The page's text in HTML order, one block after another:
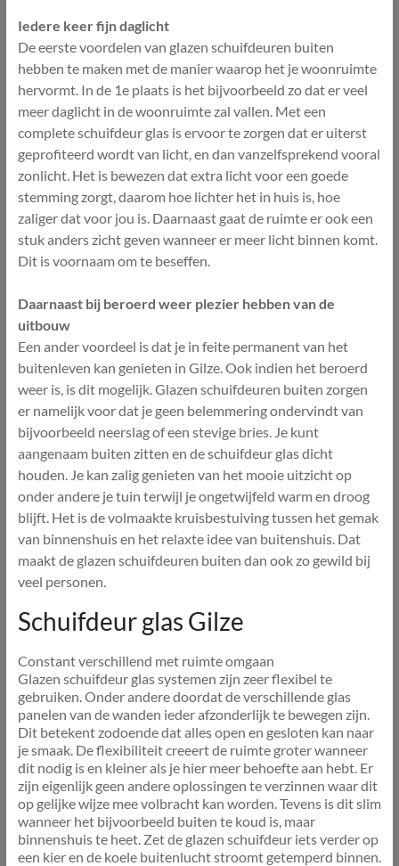
Iedere keer fijn daglicht
De eerste voordelen van glazen schuifdeuren buiten
hebben te maken met de manier waarop het je woonruimte
hervormt. In de 1e plaats is het bijvoorbeeld zo dat er veel
meer daglicht in de woonruimte zal vallen. Met een
complete schuifdeur glas is ervoor te zorgen dat er uiterst
geprofiteerd wordt van licht, en dan vanzelfsprekend vooral
zonlicht. Het is bewezen dat extra licht voor een goede
stemming zorgt, daarom hoe lichter het in huis is, hoe
zaliger dat voor jou is. Daarnaast gaat de ruimte er ook een
stuk anders zicht geven wanneer er meer licht binnen komt.
Dit is voornaam om te beseffen.
Daarnaast bij beroerd weer plezier hebben van de
uitbouw
Een ander voordeel is dat je in feite permanent van het
buitenleven kan genieten in Gilze. Ook indien het beroerd
weer is, is dit mogelijk. Glazen schuifdeuren buiten zorgen
er namelijk voor dat je geen belemmering ondervindt van
bijvoorbeeld neerslag of een stevige bries. Je kunt
aangenaam buiten zitten en de schuifdeur glas dicht
houden. Je kan zalig genieten van het mooie uitzicht op
onder andere je tuin terwijl je ongetwijfeld warm en droog
blijft. Het is de volmaakte kruisbestuiving tussen het gemak
van binnenshuis en het relaxte idee van buitenshuis. Dat
maakt de glazen schuifdeuren buiten dan ook zo gewild bij
veel personen.
Schuifdeur glas Gilze
Constant verschillend met ruimte omgaan
Glazen schuifdeur glas systemen zijn zeer flexibel te
gebruiken. Onder andere doordat de verschillende glas
panelen van de wanden ieder afzonderlijk te bewegen zijn.
Dit betekent zodoende dat alles open en gesloten kan naar
je smaak. De flexibiliteit creeert de ruimte groter wanneer
dit nodig is en kleiner als je hier meer behoefte aan hebt. Er
zijn eigenlijk geen andere oplossingen te verzinnen waar dit
op gelijke wijze mee volbracht kan worden. Tevens is dit slim
wanneer het bijvoorbeeld buiten te koud is, maar
binnenshuis te heet. Zet de glazen schuifdeur iets verder op
een kier en de koele buitenlucht stroomt getemperd binnen.